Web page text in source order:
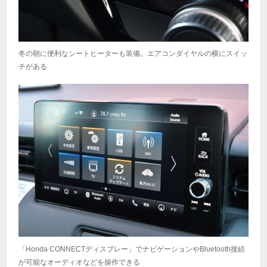
冬の朝に便利なシートヒーターも装備。エアコンダイヤルの横にスイッ
チがある
「Honda CONNECTディスプレー」でナビゲーションやBluetooth接続
が可能なオーディオなどを操作できる